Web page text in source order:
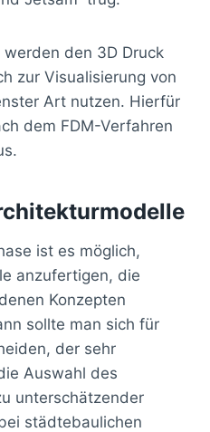
den 3D Druck
zur Visualisierung von
Art nutzen. Hierfür
dem FDM-Verfahren
ist es möglich,
anzufertigen, die
Konzepten
sollte man sich für
der sehr
Auswahl des
unterschätzender
städtebaulichen